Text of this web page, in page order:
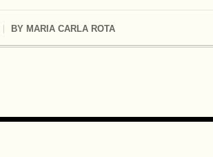
BY MARIA CARLA ROTA